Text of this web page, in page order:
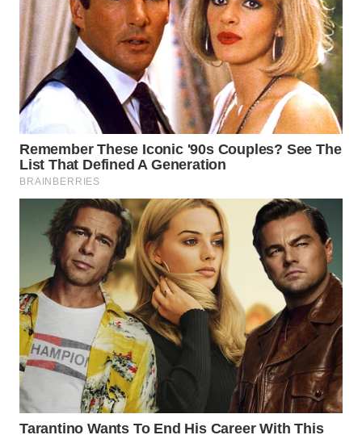
PURWAKARTA
WN
PRIANGAN
TIMUR
SEMARANG
WN
WN
BOROBUDUR
WN
MADURA
WN
SURABAYA
WN